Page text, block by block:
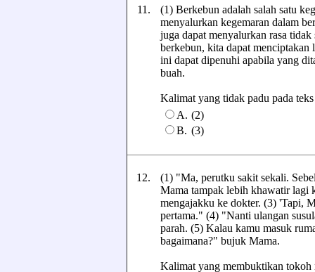
11.
(1) Berkebun adalah salah satu
menyalurkan kegemaran dalam
juga dapat menyalurkan rasa
berkebun, kita dapat
ini dapat dipenuhi apabila yang
buah.
Kalimat yang tidak padu pada
A. (2)
B. (3)
12.
(1) "Ma, perutku sakit sekali.
Mama tampak lebih khawatir lagi
mengajakku ke dokter. (3) 'Tapi,
pertama." (4) "Nanti ulangan
parah. (5) Kalau kamu masuk
bagaimana?" bujuk Mama.
Kalimat yang membuktikan tokoh